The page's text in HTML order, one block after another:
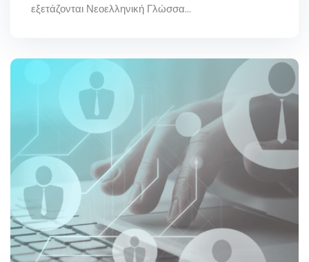
εξετάζονται Νεοελληνική Γλώσσα...